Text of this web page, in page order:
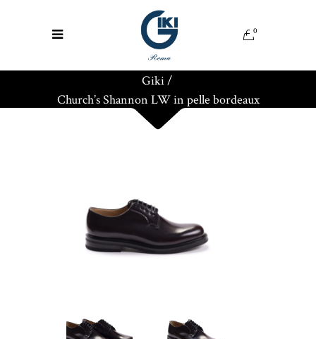
0
Giki/
Church’s Shannon LW in pelle bordeaux